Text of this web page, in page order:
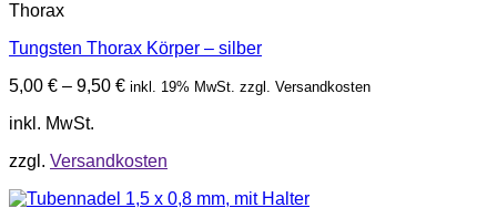
Thorax
Tungsten Thorax Körper – silber
5,00 € – 9,50 € inkl. 19% MwSt. zzgl. Versandkosten
inkl. MwSt.
zzgl. Versandkosten